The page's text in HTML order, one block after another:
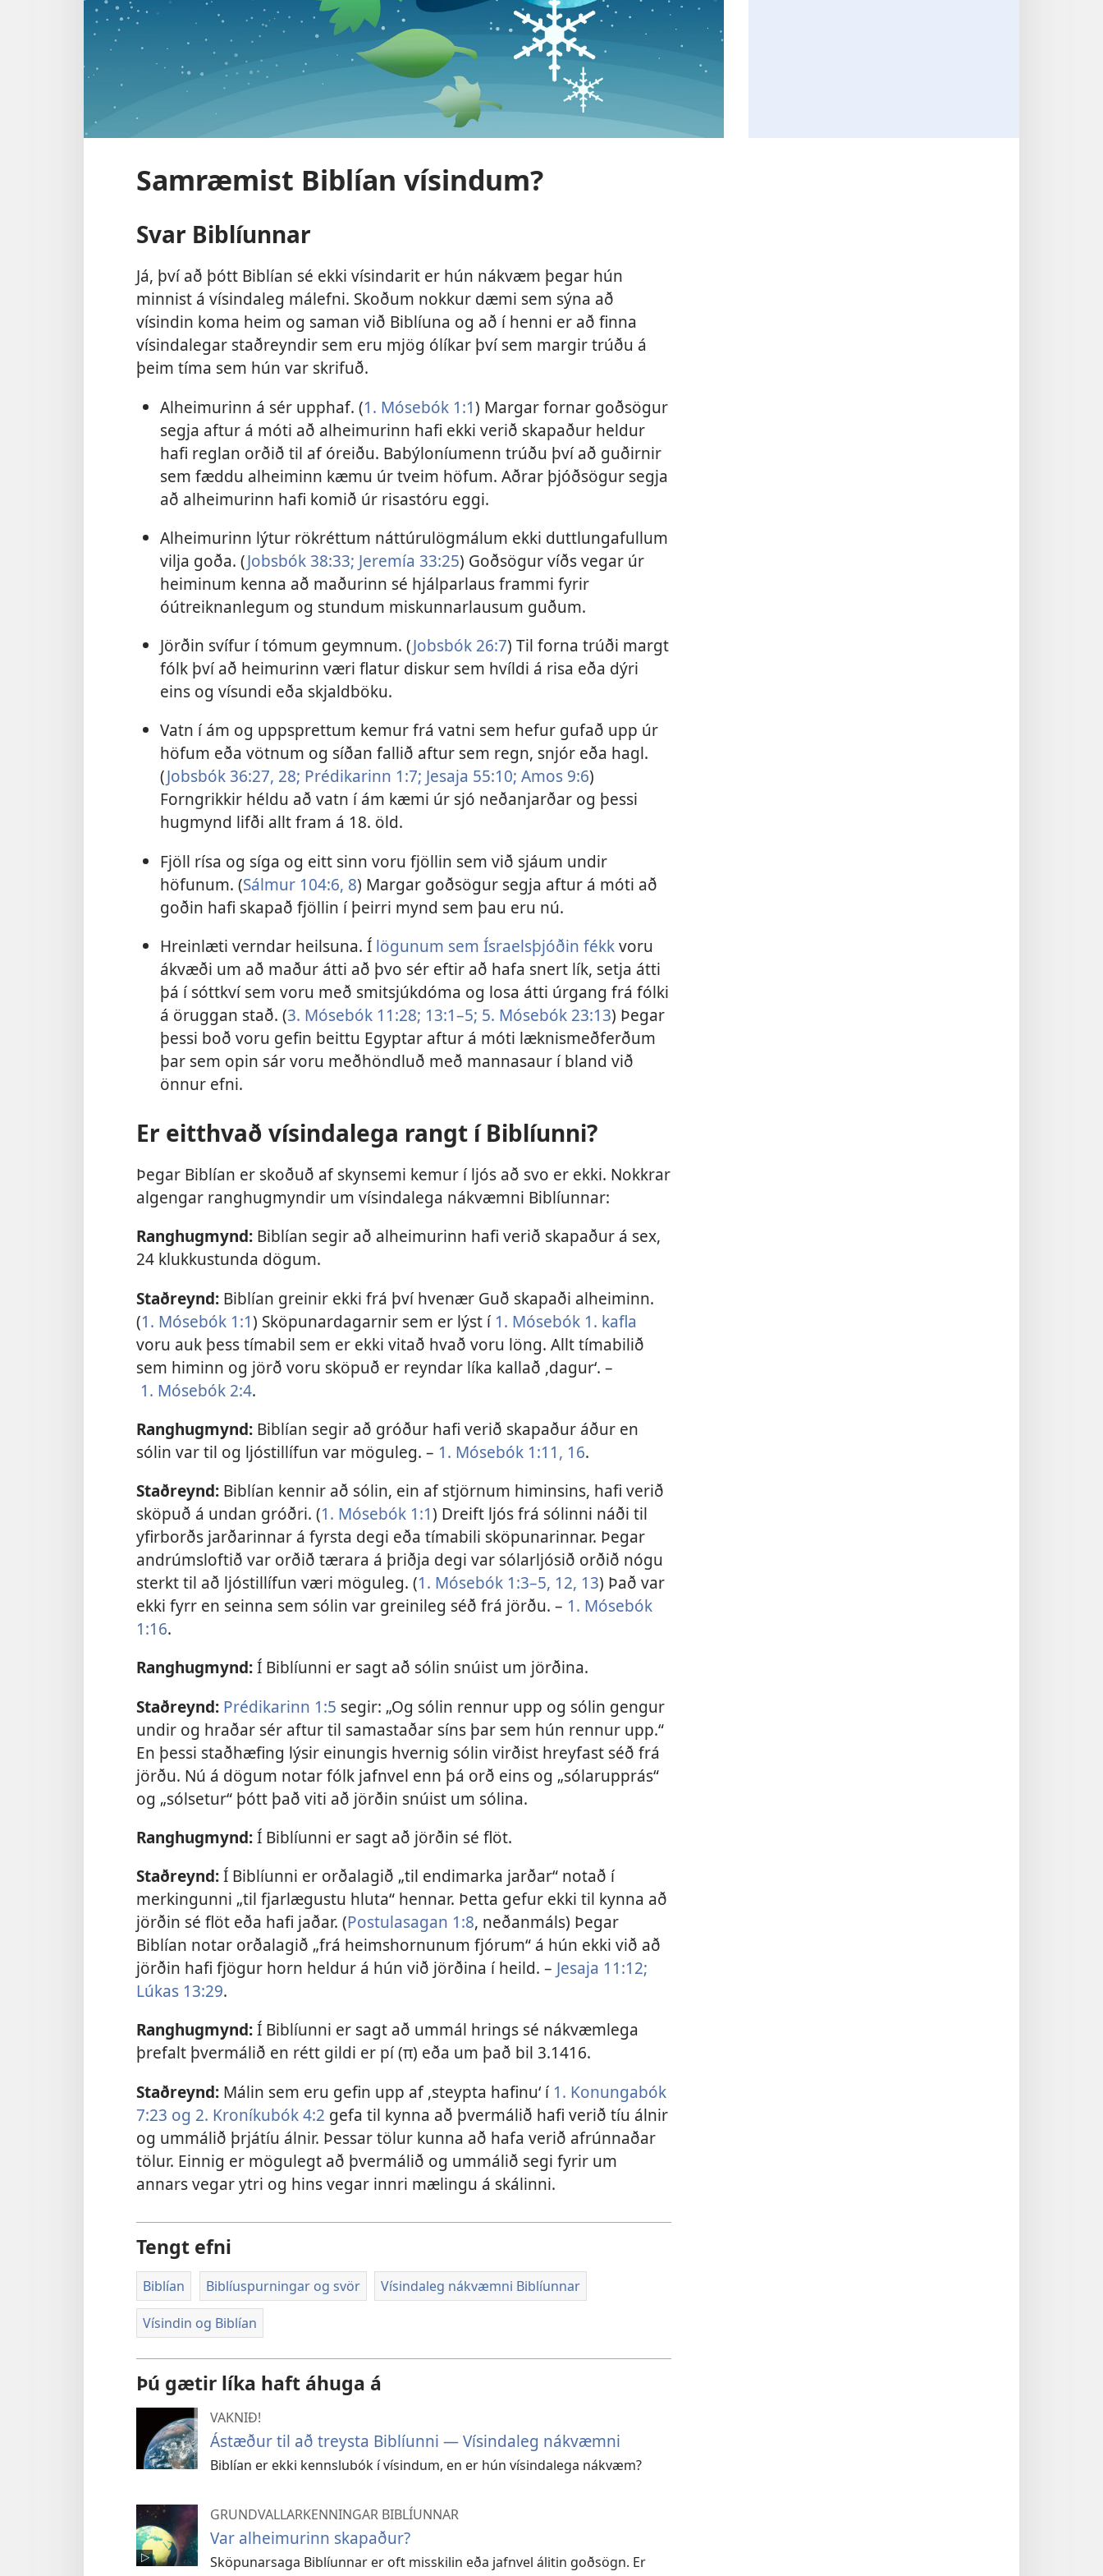
Samræmist Biblían vísindum?
Svar Biblíunnar
Já, því að þótt Biblían sé ekki vísindarit er hún nákvæm þegar hún
minnist á vísindaleg málefni. Skoðum nokkur dæmi sem sýna að
vísindin koma heim og saman við Biblíuna og að í henni er að finna
vísindalegar staðreyndir sem eru mjög ólíkar því sem margir trúðu á
þeim tíma sem hún var skrifuð.
Alheimurinn á sér upphaf. (1. Mósebók 1:1) Margar fornar goðsögur
segja aftur á móti að alheimurinn hafi ekki verið skapaður heldur
hafi reglan orðið til af óreiðu. Babýloníumenn trúðu því að guðirnir
sem fæddu alheiminn kæmu úr tveim höfum. Aðrar þjóðsögur segja
að alheimurinn hafi komið úr risastóru eggi.
Alheimurinn lýtur rökréttum náttúrulögmálum ekki duttlungafullum
vilja goða. (Jobsbók 38:33; Jeremía 33:25) Goðsögur víðs vegar úr
heiminum kenna að maðurinn sé hjálparlaus frammi fyrir
óútreiknanlegum og stundum miskunnarlausum guðum.
Jörðin svífur í tómum geymnum. (Jobsbók 26:7) Til forna trúði margt
fólk því að heimurinn væri flatur diskur sem hvíldi á risa eða dýri
eins og vísundi eða skjaldböku.
Vatn í ám og uppsprettum kemur frá vatni sem hefur gufað upp úr
höfum eða vötnum og síðan fallið aftur sem regn, snjór eða hagl.
(Jobsbók 36:27, 28; Prédikarinn 1:7; Jesaja 55:10; Amos 9:6)
Forngrikkir héldu að vatn í ám kæmi úr sjó neðanjarðar og þessi
hugmynd lifði allt fram á 18. öld.
Fjöll rísa og síga og eitt sinn voru fjöllin sem við sjáum undir
höfunum. (Sálmur 104:6, 8) Margar goðsögur segja aftur á móti að
goðin hafi skapað fjöllin í þeirri mynd sem þau eru nú.
Hreinlæti verndar heilsuna. Í lögunum sem Ísraelsþjóðin fékkvoru
ákvæði um að maður átti að þvo sér eftir að hafa snert lík, setja átti
þá í sóttkví sem voru með smitsjúkdóma og losa átti úrgang frá fólki
á öruggan stað. (3. Mósebók 11:28; 13:1–5; 5. Mósebók 23:13) Þegar
þessi boð voru gefin beittu Egyptar aftur á móti læknismeðferðum
þar sem opin sár voru meðhöndluð með mannasaur í bland við
önnur efni.
Er eitthvað vísindalega rangt í Biblíunni?
Þegar Biblían er skoðuð af skynsemi kemur í ljós að svo er ekki. Nokkrar
algengar ranghugmyndir um vísindalega nákvæmni Biblíunnar:
Ranghugmynd: Biblían segir að alheimurinn hafi verið skapaður á sex,
24 klukkustunda dögum.
Staðreynd: Biblían greinir ekki frá því hvenær Guð skapaði alheiminn.
(1. Mósebók 1:1) Sköpunardagarnir sem er lýst í 1. Mósebók 1. kafla
voru auk þess tímabil sem er ekki vitað hvað voru löng. Allt tímabilið
sem himinn og jörð voru sköpuð er reyndar líka kallað ,dagur‘. –
1. Mósebók 2:4.
Ranghugmynd: Biblían segir að gróður hafi verið skapaður áður en
sólin var til og ljóstillífun var möguleg. – 1. Mósebók 1:11, 16.
Staðreynd: Biblían kennir að sólin, ein af stjörnum himinsins, hafi verið
sköpuð á undan gróðri. (1. Mósebók 1:1) Dreift ljós frá sólinni náði til
yfirborðs jarðarinnar á fyrsta degi eða tímabili sköpunarinnar. Þegar
andrúmsloftið var orðið tærara á þriðja degi var sólarljósið orðið nógu
sterkt til að ljóstillífun væri möguleg. (1. Mósebók 1:3–5, 12, 13) Það var
ekki fyrr en seinna sem sólin var greinileg séð frá jörðu. – 1. Mósebók
1:16.
Ranghugmynd:Í Biblíunni er sagt að sólin snúist um jörðina.
Staðreynd: Prédikarinn 1:5 segir: „Og sólin rennur upp og sólin gengur
undir og hraðar sér aftur til samastaðar síns þar sem hún rennur upp.“
En þessi staðhæfing lýsir einungis hvernig sólin virðist hreyfast séð frá
jörðu. Nú á dögum notar fólk jafnvel enn þá orð eins og „sólarupprás“
og „sólsetur“ þótt það viti að jörðin snúist um sólina.
Ranghugmynd:Í Biblíunni er sagt að jörðin sé flöt.
Staðreynd:Í Biblíunni er orðalagið „til endimarka jarðar“ notað í
merkingunni „til fjarlægustu hluta“ hennar. Þetta gefur ekki til kynna að
jörðin sé flöt eða hafi jaðar. (Postulasagan 1:8, neðanmáls) Þegar
Biblían notar orðalagið „frá heimshornunum fjórum“ á hún ekki við að
jörðin hafi fjögur horn heldur á hún við jörðina í heild. – Jesaja 11:12;
Lúkas 13:29.
Ranghugmynd:Í Biblíunni er sagt að ummál hrings sé nákvæmlega
þrefalt þvermálið en rétt gildi er pí (π) eða um það bil 3.1416.
Staðreynd: Málin sem eru gefin upp af ,steypta hafinu‘ í 1. Konungabók
7:23 og 2. Kroníkubók 4:2 gefa til kynna að þvermálið hafi verið tíu álnir
og ummálið þrjátíu álnir. Þessar tölur kunna að hafa verið afrúnnaðar
tölur. Einnig er mögulegt að þvermálið og ummálið segi fyrir um
annars vegar ytri og hins vegar innri mælingu á skálinni.
Tengt efni
Biblían Biblíuspurningar og svör Vísindaleg nákvæmni Biblíunnar
Vísindin og Biblían
Þú gætir líka haft áhuga á
VAKNIÐ!
Ástæður til að treysta Biblíunni — Vísindaleg nákvæmni
Biblían er ekki kennslubók í vísindum, en er hún vísindalega nákvæm?
GRUNDVALLARKENNINGAR BIBLÍUNNAR
Var alheimurinn skapaður?
Sköpunarsaga Biblíunnar er oft misskilin eða jafnvel álitin goðsögn. Er